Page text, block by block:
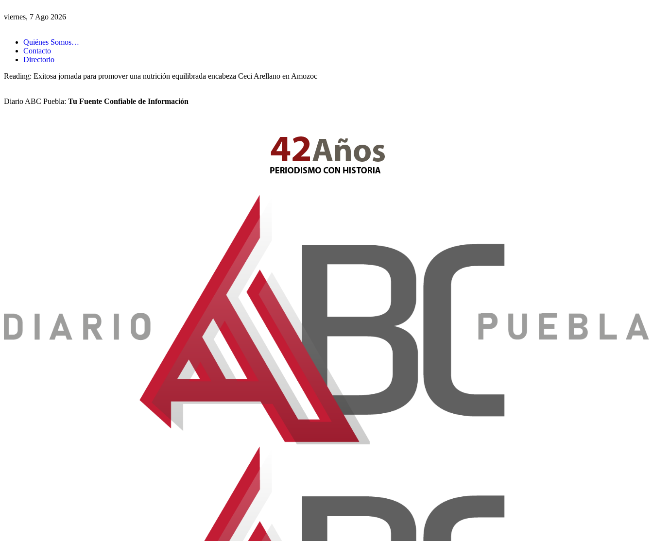
viernes, 7 Ago 2026
Quiénes Somos…
Contacto
Directorio
Reading: Exitosa jornada para promover una nutrición equilibrada encabeza Ceci Arellano en Amozoc
Diario ABC Puebla: Tu Fuente Confiable de Información